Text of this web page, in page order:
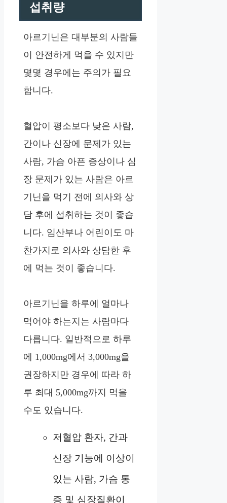
섭취량
아르기닌은 대부분의 사람들
이 안전하게 먹을 수 있지만
몇몇 경우에는 주의가 필요
합니다.
혈압이 평소보다 낮은 사람,
간이나 신장에 문제가 있는
사람, 가슴 아픈 증상이나 심
장 문제가 있는 사람은 아르
기닌을 먹기 전에 의사와 상
담 후에 섭취하는 것이 좋습
니다. 임산부나 어린이도 마
찬가지로 의사와 상담한 후
에 먹는 것이 좋습니다.
아르기닌을 하루에 얼마나
먹어야 하는지는 사람마다
다릅니다. 일반적으로 하루
에 1,000mg에서 3,000mg을
권장하지만 경우에 따라 하
루 최대 5,000mg까지 먹을
수도 있습니다.
저혈압 환자, 간과
신장 기능에 이상이
있는 사람, 가슴 통
증 및 심장질환이